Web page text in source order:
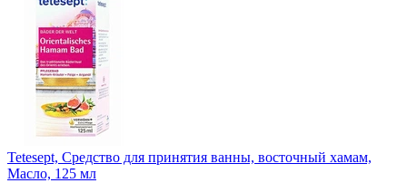
Tetesept, Средство для принятия ванны, восточный хамам,
Масло, 125 мл